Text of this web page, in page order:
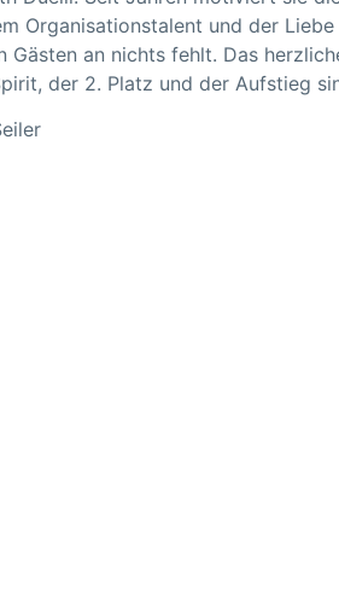
Organisationstalent und der
Gästen an nichts fehlt. Das
der 2. Platz und der Aufstieg